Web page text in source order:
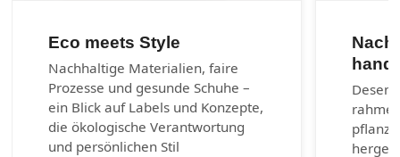
Eco meets Style
Nachhaltige Materialien, faire
Prozesse und gesunde Schuhe –
ein Blick auf Labels und Konzepte,
die ökologische Verantwortung
und persönlichen Stil